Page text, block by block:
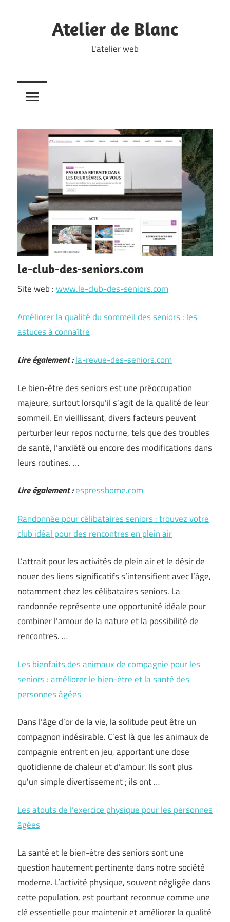
Atelier de Blanc
L'atelier web
le-club-des-seniors.com
Site web :www.le-club-des-seniors.com
Améliorer la qualité du sommeil des seniors : les
astuces à connaître
Lire également :la-revue-des-seniors.com
Le bien-être des seniors est une préoccupation
majeure, surtout lorsqu’il s’agit de la qualité de leur
sommeil. En vieillissant, divers facteurs peuvent
perturber leur repos nocturne, tels que des troubles
de santé, l’anxiété ou encore des modifications dans
leurs routines. …
Lire également :espresshome.com
Randonnée pour célibataires seniors : trouvez votre
club idéal pour des rencontres en plein air
L’attrait pour les activités de plein air et le désir de
nouer des liens significatifs s’intensifient avec l’âge,
notamment chez les célibataires seniors. La
randonnée représente une opportunité idéale pour
combiner l’amour de la nature et la possibilité de
rencontres. …
Les bienfaits des animaux de compagnie pour les
seniors : améliorer le bien-être et la santé des
personnes âgées
Dans l’âge d’or de la vie, la solitude peut être un
compagnon indésirable. C’est là que les animaux de
compagnie entrent en jeu, apportant une dose
quotidienne de chaleur et d’amour. Ils sont plus
qu’un simple divertissement ; ils ont …
Les atouts de l’exercice physique pour les personnes
âgées
La santé et le bien-être des seniors sont une
question hautement pertinente dans notre société
moderne. L’activité physique, souvent négligée dans
cette population, est pourtant reconnue comme une
clé essentielle pour maintenir et améliorer la qualité